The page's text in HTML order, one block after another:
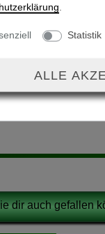
Kupplung inkl.
Gummidichtung
Schrauben
dir auch gefallen
Statistik
ALLE